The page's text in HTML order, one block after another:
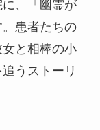
、「幽霊が
患者たちの
と相棒の小
うストーリ